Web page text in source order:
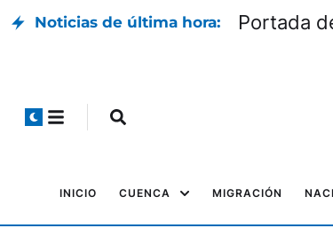
Noticias de última hora: Portada
INICIO CUENCA MIGRACIÓN